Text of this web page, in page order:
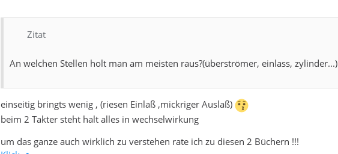
Zitat
An welchen Stellen holt man am meisten raus?(überströmer, einlass, zylinder...)
einseitig bringts wenig , (riesen Einlaß ,mickriger Auslaß)
beim 2 Takter steht halt alles in wechselwirkung
um das ganze auch wirklich zu verstehen rate ich zu diesen 2 Büchern !!!